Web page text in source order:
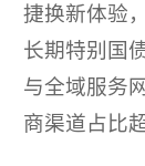
捷换新体验
长期特别国
与全域服务
商渠道占比